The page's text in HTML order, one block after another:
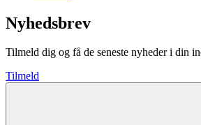
Nyhedsbrev
Tilmeld dig og få de seneste nyheder i din
Tilmeld